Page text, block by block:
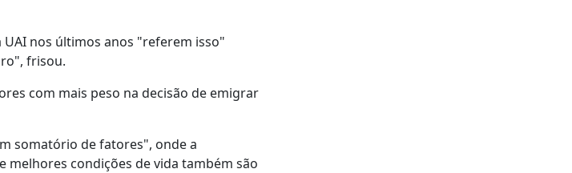
nos últimos anos "referem isso"
frisou.
com mais peso na decisão de emigrar
somatório de fatores", onde a
condições de vida também são